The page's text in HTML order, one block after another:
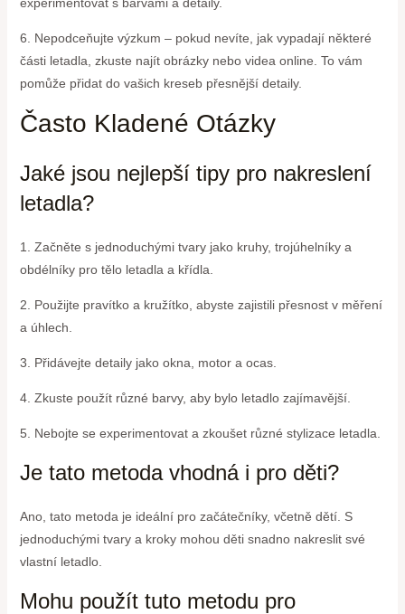
6. Nepodceňujte výzkum – pokud nevíte, jak vypadají některé
části letadla, zkuste najít obrázky nebo videa online. To vám
pomůže přidat do vašich kreseb přesnější detaily.
Často Kladené Otázky
Jaké jsou nejlepší tipy pro nakreslení
letadla?
1. Začněte s jednoduchými tvary jako kruhy, trojúhelníky a
obdélníky pro tělo letadla a křídla.
2. Použijte pravítko a kružítko, abyste zajistili přesnost v měření
a úhlech.
3. Přidávejte detaily jako okna, motor a ocas.
4. Zkuste použít různé barvy, aby bylo letadlo zajímavější.
5. Nebojte se experimentovat a zkoušet různé stylizace letadla.
Je tato metoda vhodná i pro děti?
Ano, tato metoda je ideální pro začátečníky, včetně dětí. S
jednoduchými tvary a kroky mohou děti snadno nakreslit své
vlastní letadlo.
Mohu použít tuto metodu pro